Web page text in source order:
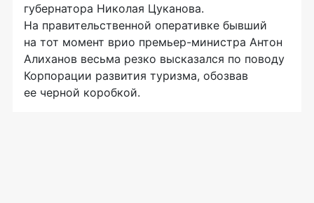
губернатора Николая Цуканова.
На правительственной оперативке бывший
на тот момент врио премьер-министра Антон
Алиханов весьма резко высказался по поводу
Корпорации развития туризма, обозвав
ее черной коробкой.